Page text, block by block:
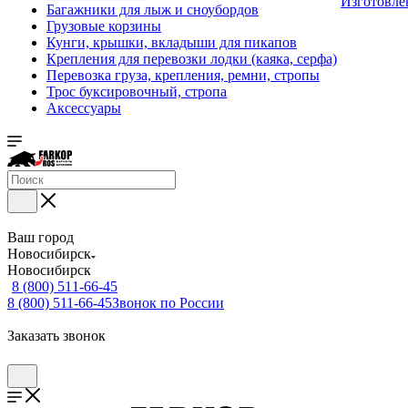
Багажники для лыж и сноубордов
Грузовые корзины
Кунги, крышки, вкладыши для пикапов
Крепления для перевозки лодки (каяка, серфа)
Перевозка груза, крепления, ремни, стропы
Трос буксировочный, стропа
Аксессуары
Ваш город
Новосибирск
Новосибирск
8 (800) 511-66-45
8 (800) 511-66-45Звонок по России
Заказать звонок